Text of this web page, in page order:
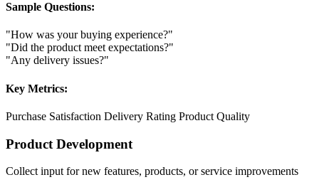
Sample Questions:
"How was your buying experience?"
"Did the product meet expectations?"
"Any delivery issues?"
Key Metrics:
Purchase Satisfaction Delivery Rating Product Quality
Product Development
Collect input for new features, products, or service improvements